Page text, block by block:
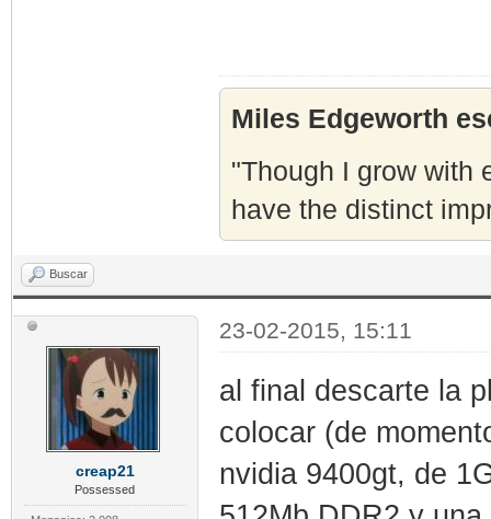
Miles Edgeworth
"Though I grow with
have the distinct
Buscar
creap21
Possessed
23-02-2015, 15:11
al final descarte la
colocar (de
nvidia 9400gt, de